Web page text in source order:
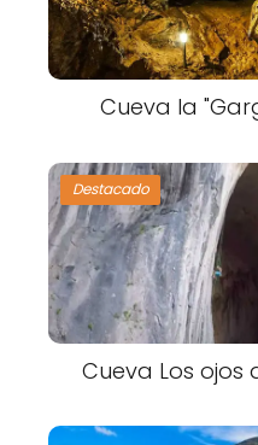
Cueva la
Destacado
Cueva Los ojos